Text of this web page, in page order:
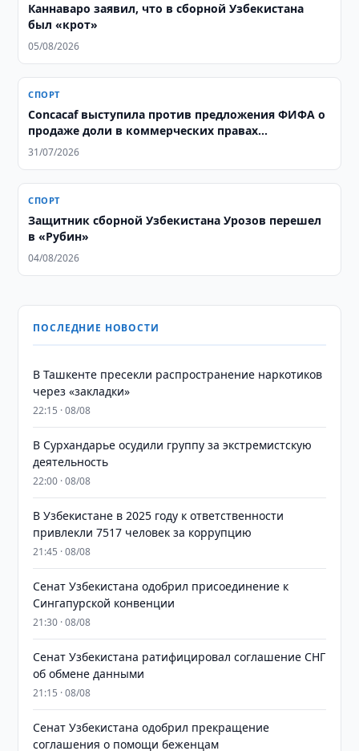
Каннаваро заявил, что в сборной Узбекистана
был «крот»
05/08/2026
СПОРТ
Concacaf выступила против предложения ФИФА о
продаже доли в коммерческих правах
чемпионата мира
31/07/2026
СПОРТ
Защитник сборной Узбекистана Урозов перешел
в «Рубин»
04/08/2026
ПОСЛЕДНИЕ НОВОСТИ
В Ташкенте пресекли распространение наркотиков
через «закладки»
22:15 · 08/08
В Сурхандарье осудили группу за экстремистскую
деятельность
22:00 · 08/08
В Узбекистане в 2025 году к ответственности
привлекли 7517 человек за коррупцию
21:45 · 08/08
Сенат Узбекистана одобрил присоединение к
Сингапурской конвенции
21:30 · 08/08
Сенат Узбекистана ратифицировал соглашение СНГ
об обмене данными
21:15 · 08/08
Сенат Узбекистана одобрил прекращение
соглашения о помощи беженцам